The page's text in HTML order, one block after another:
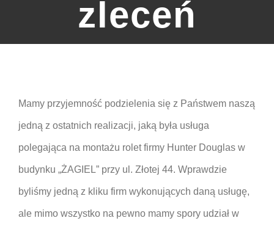
zleceń
Mamy przyjemność podzielenia się z Państwem naszą
jedną z ostatnich realizacji, jaką była usługa
polegająca na montażu rolet firmy Hunter Douglas w
budynku „ŻAGIEL” przy ul. Złotej 44. Wprawdzie
byliśmy jedną z kliku firm wykonujących daną usługę,
ale mimo wszystko na pewno mamy spory udział w